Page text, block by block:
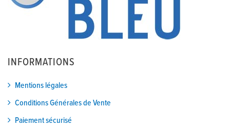
INFORMATIONS
Mentions légales
Conditions Générales de Vente
Paiement sécurisé